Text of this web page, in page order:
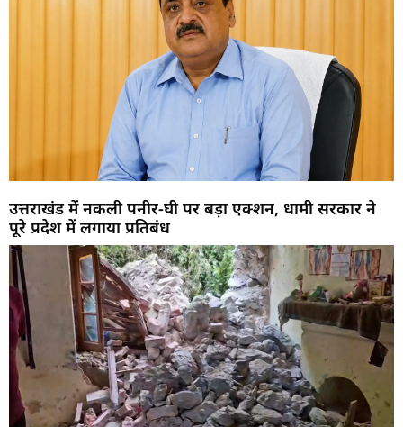
उत्तराखंड में नकली पनीर-घी पर बड़ा एक्शन, धामी सरकार ने
पूरे प्रदेश में लगाया प्रतिबंध